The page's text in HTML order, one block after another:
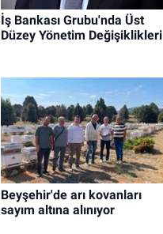
İş Bankası Grubu'nda Üst
Düzey Yönetim Değişiklikleri
Beyşehir'de arı kovanları
sayım altına alınıyor